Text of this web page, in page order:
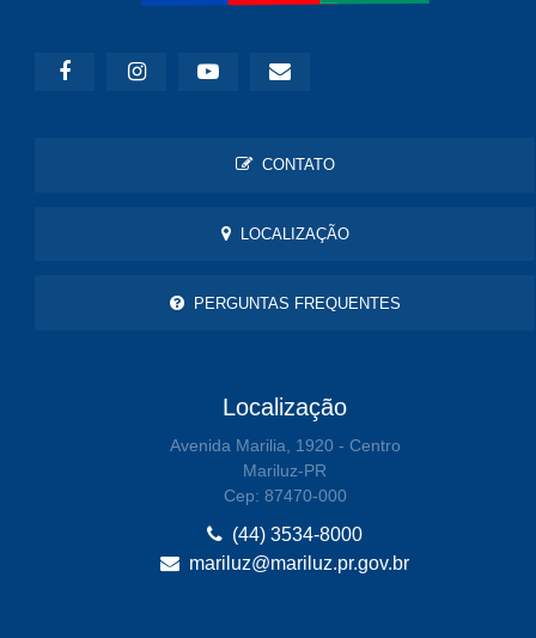
CONTATO
LOCALIZAÇÃO
PERGUNTAS FREQUENTES
Localização
Avenida Marilia, 1920 - Centro
Mariluz-PR
Cep: 87470-000
(44) 3534-8000
mariluz@mariluz.pr.gov.br